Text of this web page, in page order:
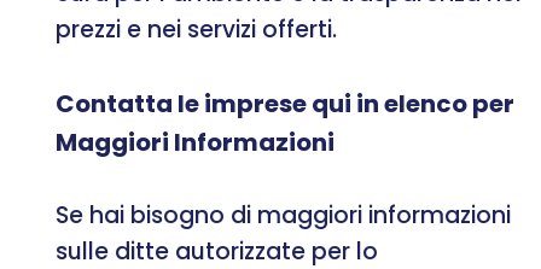
prezzi e nei servizi offerti.
Contatta le imprese qui in elenco per
Maggiori Informazioni
Se hai bisogno di maggiori informazioni
sulle ditte autorizzate per lo